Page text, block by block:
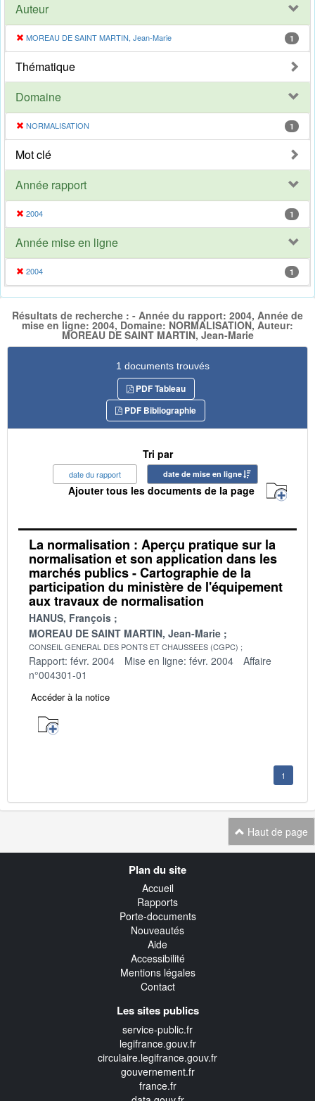
Auteur
MOREAU DE SAINT MARTIN, Jean-Marie 1
Thématique
Domaine
NORMALISATION 1
Mot clé
Année rapport
2004 1
Année mise en ligne
2004 1
Résultats de recherche : - Année du rapport: 2004, Année de
mise en ligne: 2004, Domaine: NORMALISATION, Auteur:
MOREAU DE SAINT MARTIN, Jean-Marie
1 documents trouvés
PDF Tableau
PDF Bibliographie
Tri par
date du rapport date de mise en ligne
Ajouter tous les documents de la page
La normalisation : Aperçu pratique sur la
normalisation et son application dans les
marchés publics - Cartographie de la
participation du ministère de l'équipement
aux travaux de normalisation
HANUS, François
MOREAU DE SAINT MARTIN, Jean-Marie
CONSEIL GENERAL DES PONTS ET CHAUSSEES (CGPC)
Rapport: févr. 2004 Mise en ligne: févr. 2004
Affaire
n°004301-01
Accéder à la notice
1
Haut de page
Plan du site
Accueil
Rapports
Porte-documents
Nouveautés
Aide
Accessibilité
Mentions légales
Contact
Les sites publics
service-public.fr
legifrance.gouv.fr
circulaire.legifrance.gouv.fr
gouvernement.fr
france.fr